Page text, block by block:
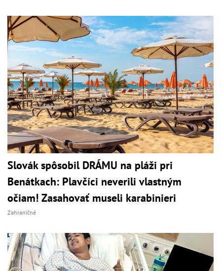
Slovák spôsobil DRÁMU na pláži pri
Benátkach: Plavčíci neverili vlastným
očiam! Zasahovať museli karabinieri
Zahraničné